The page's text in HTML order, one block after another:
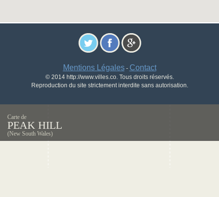
Mentions Légales- Contact
© 2014 http://www.villes.co. Tous droits réservés.
Reproduction du site strictement interdite sans autorisation.
Carte de
PEAK HILL
(New South Wales)